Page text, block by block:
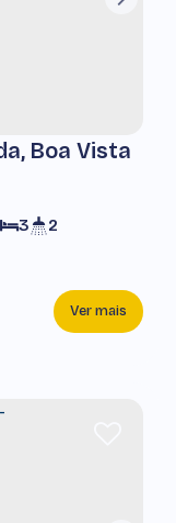
Boa Vista
3 2
Ver mais